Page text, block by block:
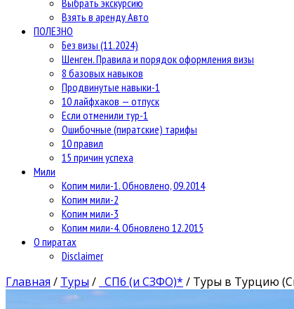
Взять в аренду Авто
ПОЛЕЗНО
Без визы (11.2024)
Шенген. Правила и порядок оформления визы
8 базовых навыков
Продвинутые навыки-1
10 лайфхаков — отпуск
Если отменили тур-1
Ошибочные (пиратские) тарифы
10 правил
15 причин успеха
Мили
Копим мили-1. Обновлено, 09.2014
Копим мили-2
Копим мили-3
Копим мили-4. Обновлено 12.2015
О пиратах
Disclaimer
Главная / Туры / СПб (и СЗФО)* / Туры в Турцию